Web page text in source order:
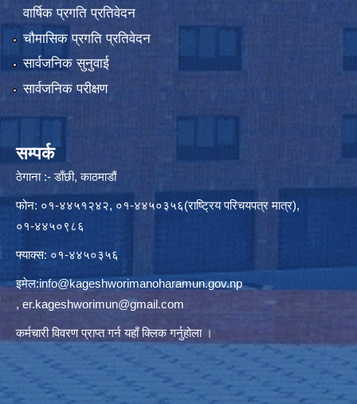
वार्षिक प्रगति प्रतिवेदन
चौमासिक प्रगति प्रतिवेदन
सार्वजनिक सुनुवाई
सार्वजनिक परीक्षण
सम्पर्क
ठेगाना :- डाँछी, काठमाडौं
फोन: ०१-४४५१२४२, ०१-४४५०३५६(राष्ट्रिय परिचयपत्र मात्र),
०१-४४५०९८६
फ्याक्स: ०१-४४५०३५६
इमेल:info@kageshworimanoharamun.gov.np
, er.kageshworimun@gmail.com
कर्मचारी विवरण प्राप्त गर्नयहाँ क्लिकगर्नुहोला ।